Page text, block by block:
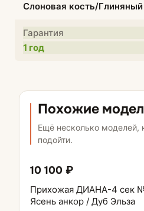
Слоновая кость/
Гарантия
1 год
Похожие
Ещё несколько моделей,
подойти.
10 100 ₽
Прихожая ДИАНА-4 сек
Ясень анкор / Дуб Эльза